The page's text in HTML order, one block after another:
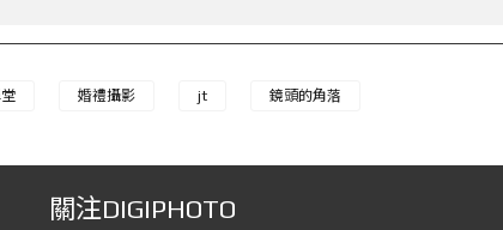
婚禮攝影 jt 鏡頭的角落
關注DIGIPHOTO